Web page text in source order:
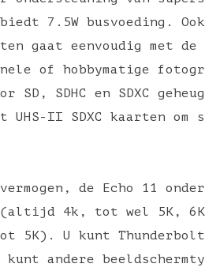
7.5W busvoeding.
gaat eenvoudig met de
of hobbymatige
SDHC en SDXC
UHS-II SDXC kaarten
de Echo 11
4k, tot wel 5K,
5K). U kunt
andere